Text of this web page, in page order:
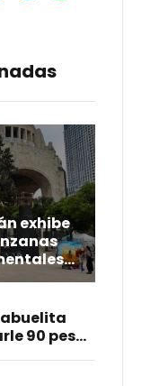
exhibe
90 pesos